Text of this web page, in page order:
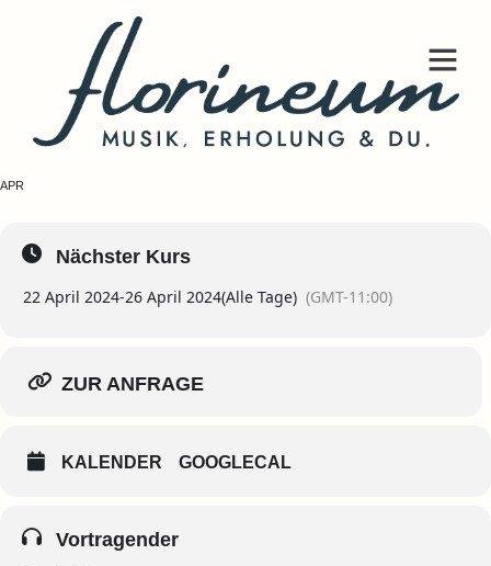
FREI & KREATIV
APR
AUSGEBUCHT
Nächster Kurs
22 April 2024-26 April 2024(Alle Tage) (GMT-11:00)
ZUR ANFRAGE
KALENDER GOOGLECAL
Vortragender